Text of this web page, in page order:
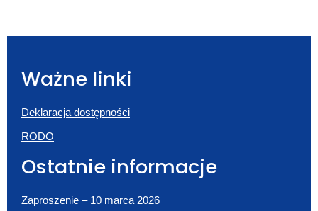
Ważne linki
Deklaracja dostępności
RODO
Ostatnie informacje
Zaproszenie – 10 marca 2026